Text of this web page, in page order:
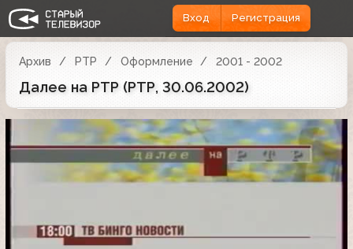
Вход Регистрация
Архив РТР Оформление 2001 - 2002
Далее на РТР (РТР, 30.06.2002)